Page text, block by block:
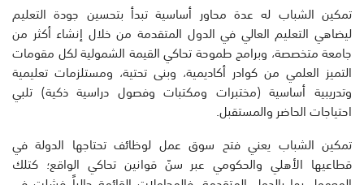
تمكين الشباب له عدة محاور أساسية تبدأ بتحسين جودة التعليم
ليضاهي التعليم العالي في الدول المتقدمة من خلال إنشاء أكثر من
جامعة متخصصة، وبرامج طموحة تحاكي القيمة الشمولية لكل مقومات
التميز العلمي من كوادر أكاديمية، وبنى تحتية، ومستلزمات تعليمية
وتدريبية أساسية (مختبرات ومكتبات وفصول دراسية ذكية) تلبي
احتياجات الحاضر والمستقبل.
تمكين الشباب يعني فتح سوق عمل لوظائف تحتاجها الدولة في
قطاعيها الأهلي والحكومي عبر سنّ قوانين تحاكي الواقع؛ كتلك